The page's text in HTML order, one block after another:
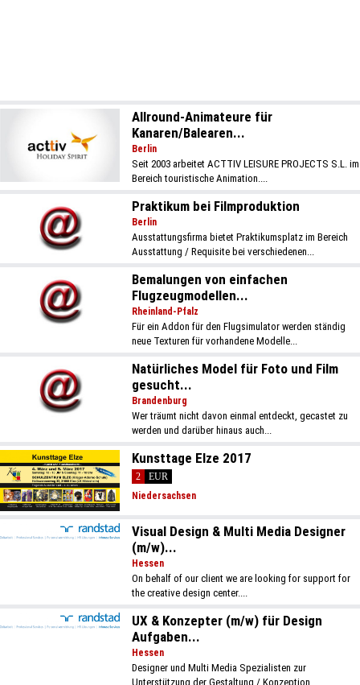
Allround-Animateure für
Kanaren/Balearen...
Berlin
Seit 2003 arbeitet ACTTIV LEISURE PROJECTS S.L. im
Bereich touristische Animation....
Praktikum bei Filmproduktion
Berlin
Ausstattungsfirma bietet Praktikumsplatz im Bereich
Ausstattung / Requisite bei verschiedenen...
Bemalungen von einfachen
Flugzeugmodellen...
Rheinland-Pfalz
Für ein Addon für den Flugsimulator werden ständig
neue Texturen für vorhandene Modelle...
Natürliches Model für Foto und Film
gesucht...
Brandenburg
Wer träumt nicht davon einmal entdeckt, gecastet zu
werden und darüber hinaus auch...
Kunsttage Elze 2017
2
EUR
Niedersachsen
Visual Design & Multi Media Designer
(m/w)...
Hessen
On behalf of our client we are looking for support for
the creative design center....
UX & Konzepter (m/w) für Design
Aufgaben...
Hessen
Designer und Multi Media Spezialisten zur
Unterstützung der Gestaltung / Konzeption...